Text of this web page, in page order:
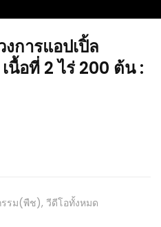
างแทนเปลือกมะพร้าว
กๆ : วีดีโอ เกษตร
การแอปเปิ้ล
อที่ 2 ไร่ 200 ต้น :
รรม(พืช), วีดีโอทั้งหมด